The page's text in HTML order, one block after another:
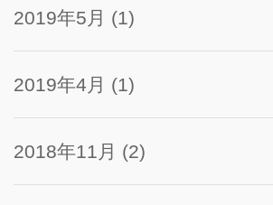
2019年5月 (1)
2019年4月 (1)
2018年11月 (2)